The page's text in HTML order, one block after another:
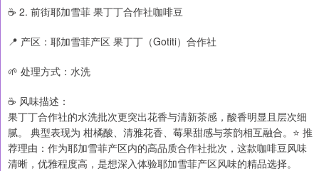
☕ 2. 前街耶加雪菲 果丁丁合作社咖啡豆
📍 产区：耶加雪菲产区 果丁丁（Gotiti）合作社
🌱 处理方式：水洗
☕ 风味描述：
果丁丁合作社的水洗批次更突出花香与清新茶感，酸香明显且层次细
腻。 典型表现为 柑橘酸、清雅花香、莓果甜感与茶韵相互融合。⭐ 推
荐理由：作为耶加雪菲产区内的高品质合作社批次，这款咖啡豆风味
清晰，优雅程度高，是想深入体验耶加雪菲产区风味的精品选择。